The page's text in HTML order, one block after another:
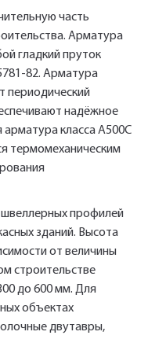
часть
Арматура
гладкий пруток
82. Арматура
периодический
надёжное
арматура класса А500С
термомеханическим
швеллерных профилей
зданий. Высота
от величины
строительстве
до 600 мм. Для
объектах
двутавры,